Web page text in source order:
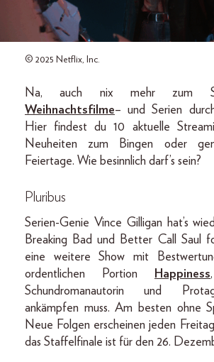
© 2025 Netflix, Inc.
Na, auch nix mehr zum
Weihnachtsfilme– und Serien
Hier findest du 10 aktuelle
Neuheiten zum Bingen oder
Feiertage. Wie besinnlich darf’s sein?
Pluribus
Serien-Genie Vince Gilligan hat’s
Breaking Bad und Better Call Saul
eine weitere Show mit
ordentlichen Portion
Happiness
Schundromanautorin und
ankämpfen muss. Am besten ohne
Neue Folgen erscheinen jeden
das Staffelfinale ist für den 26.